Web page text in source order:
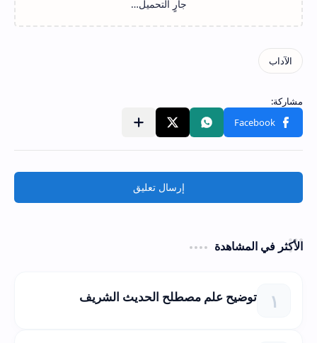
إرسال تعليق
الأكثر في المشاهدة
توضيح علم مصطلح الحديث الشريف